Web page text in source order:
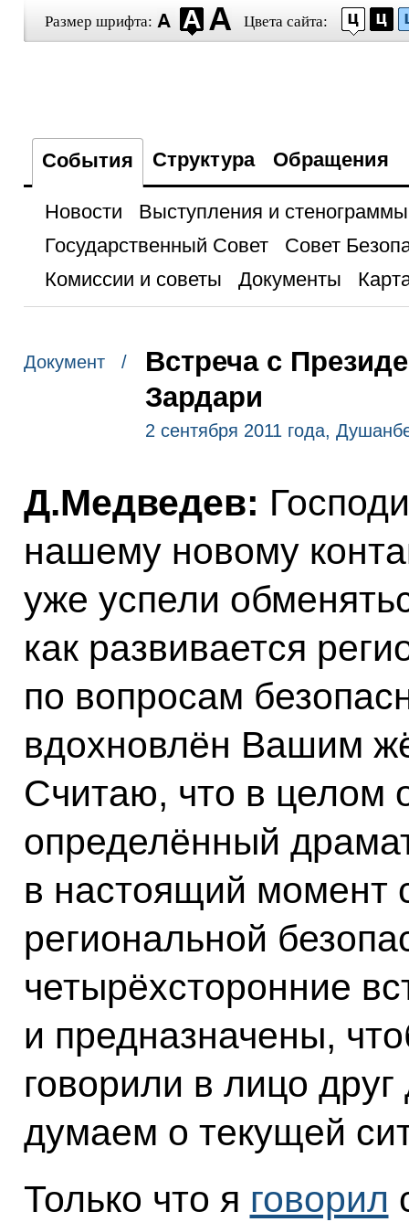
Размер шрифта: Цвета сайта:
События Структура Обращения
Новости
Выступления и стенограммы
Государственный Совет
Совет
Комиссии и советы
Документы
Документ /
Встреча с
Зардари
2 сентября 2011 года,
Д.Медведев:
нашему новому
уже успели
как развивается
по вопросам
вдохновлён Вашим
Считаю, что в целом
определённый
в настоящий момент
региональной
четырёхсторонние
и предназначены,
говорили в лицо
думаем о текущей
Только что я говорил